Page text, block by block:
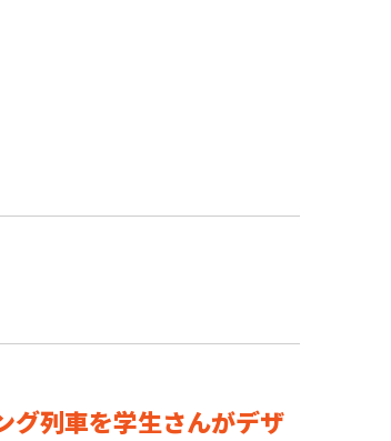
グ列車を学生さんがデザ